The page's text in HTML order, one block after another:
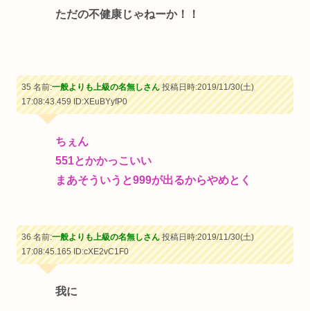
ただの不健康じゃねーか！！
35 名前:一般よりも上級の名無しさん投稿日時:2019/11/30(土)
17:08:43.459ID:XEuBYyfP0
ちぇん
551とかかっこいい
まあそういうと999が出るからやめとく
36 名前:一般よりも上級の名無しさん投稿日時:2019/11/30(土)
17:08:45.165ID:cXE2vC1F0
我に